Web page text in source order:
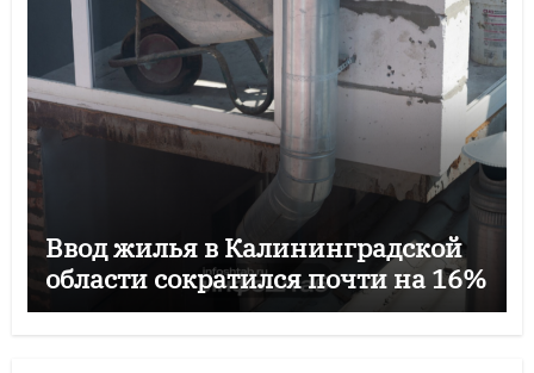
Ввод жилья в Калининградской
области сократился почти на 16%